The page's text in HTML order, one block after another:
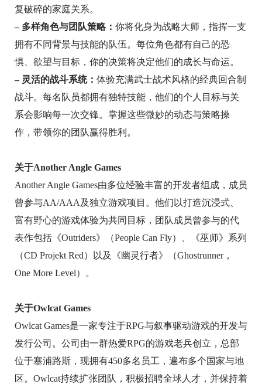
复破碎的家庭关系。
– 多样角色与团队策略： 你将化身为战略大师，指挥一支
拥有不同背景与技能的队伍。每位角色都有自己的恐
惧、欲望与目标，你的决策将决定他们的成长与命运。
– 灵活的战斗系统： 体验充满武士战术风格的经典回合制
战斗。每名队员都拥有独特技能，他们的个人目标与关
系会影响每一次交锋。掌握这些微妙的动态与策略操
作，带领你的团队赢得胜利。
关于Another Angle Games
Another Angle Games由多位经验丰富的开发者组成，成员
曾参与AA/AAA及独立游戏项目。他们以打造沉浸式、
富有野心的游戏体验为共同目标，团队成员曾参与的代
表作包括《Outriders》（People Can Fly）、《巫师》系列
（CD Projekt Red）以及《幽灵行者》（Ghostrunner，
One More Level）。
关于Owlcat Games
Owlcat Games是一家专注于RPG与叙事驱动游戏的开发与
发行公司。公司由一群热爱RPG的游戏老兵创立，总部
位于塞浦路斯，现拥有450多名员工，遍布多个国家与地
区。Owlcat持续扩张团队，积极招聘全球人才，并保持着